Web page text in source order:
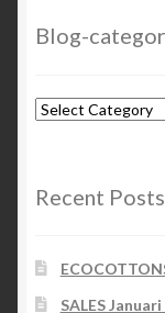
Blog-
Blog-
Recent Posts
SALES